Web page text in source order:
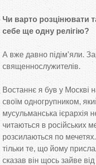
Чи варто розцінювати
себе ще одну релігію?
А вже давно підім’яли.
священнослужителів.
Востаннє я був у Москві
своїм одногрупником,
мусульманська ієрархія
читаються в російських
розсилаються по
тільки те, що йому
сказав він щось зайве